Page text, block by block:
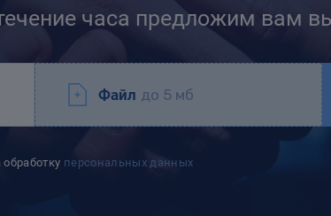
часа предложим вам
Файл до 5 мб
персональных данных